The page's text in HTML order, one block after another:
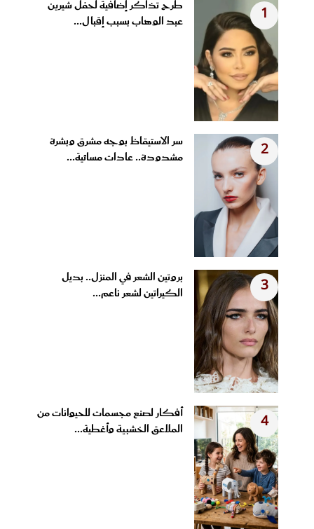
1
طرح تذاكر إضافية لحفل شيرين
عبد الوهاب بسبب إقبال...
2
سر الاستيقاظ بوجه مشرق وبشرة
مشدودة.. عادات مسائية...
3
بروتين الشعر في المنزل.. بديل
الكيراتين لشعر ناعم...
4
أفكار لصنع مجسمات للحيوانات من
الملاعق الخشبية وأغطية...